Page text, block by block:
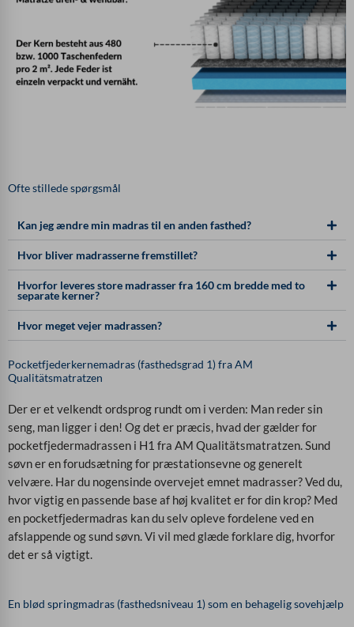
Ofte stillede spørgsmål
Kan jeg ændre min madras til en anden fasthed?
Hvor bliver madrasserne fremstillet?
Hvorfor leveres store madrasser fra 160 cm bredde med to
separate kerner?
Hvor meget vejer madrassen?
Pocketfjederkernemadras (fasthedsgrad 1) fra AM
Qualitätsmatratzen
Der er et velkendt ordsprog rundt om i verden: Man reder sin
seng, man ligger i den! Og det er præcis, hvad der gælder for
pocketfjedermadrassen i H1 fra AM Qualitätsmatratzen. Sund
søvn er en forudsætning for præstationsevne og generelt
velvære. Har du nogensinde overvejet emnet madrasser? Ved du,
hvor vigtig en passende base af høj kvalitet er for din krop? Med
en pocketfjedermadras kan du selv opleve fordelene ved en
afslappende og sund søvn. Vi vil med glæde forklare dig, hvorfor
det er så vigtigt.
En blød springmadras (fasthedsniveau 1) som en behagelig sovehjælp